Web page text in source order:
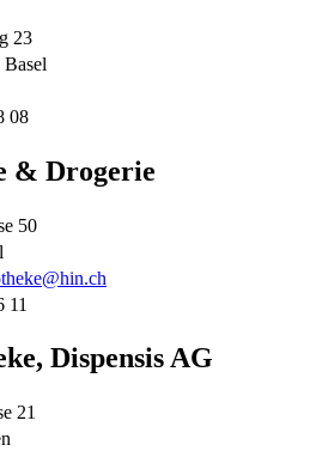
23
08
& Drogerie
50
11
Dispensis AG
21